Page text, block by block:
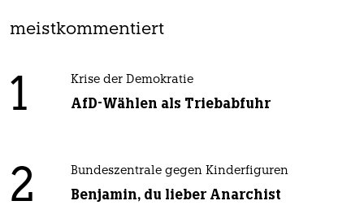
meistkommentiert
1 Krise der Demokratie
AfD-Wählen als Triebabfuhr
2 Bundeszentrale gegen Kinderfiguren
Benjamin, du lieber Anarchist